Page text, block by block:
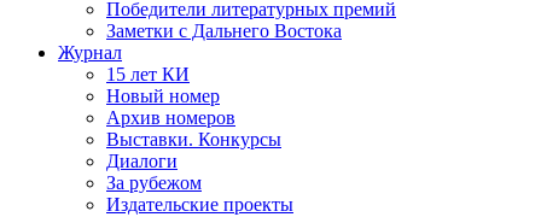
Победители литературных премий
Заметки с Дальнего Востока
Журнал
15 лет КИ
Новый номер
Архив номеров
Выставки. Конкурсы
Диалоги
За рубежом
Издательские проекты